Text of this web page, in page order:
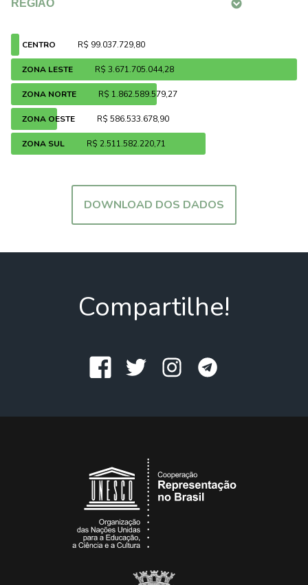
CENTRO R$ 99.037.729,80
ZONA LESTE R$ 3.671.705.044,28
ZONA NORTE R$ 1.862.589.579,27
ZONA OESTE R$ 586.533.678,90
ZONA SUL R$ 2.511.582.220,71
DOWNLOAD DOS DADOS
Compartilhe!